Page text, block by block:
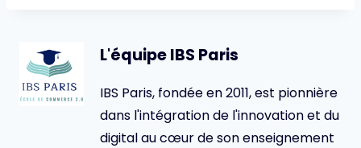
L'équipe IBS Paris
IBS Paris, fondée en 2011, est pionnière
dans l'intégration de l'innovation et du
digital au cœur de son enseignement